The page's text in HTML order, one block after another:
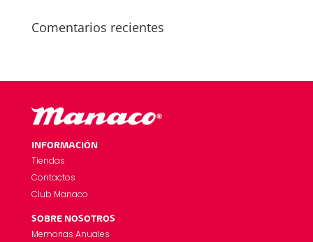
Comentarios recientes
INFORMACIÓN
Tiendas
Contactos
Club Manaco
SOBRE NOSOTROS
Memorias Anuales